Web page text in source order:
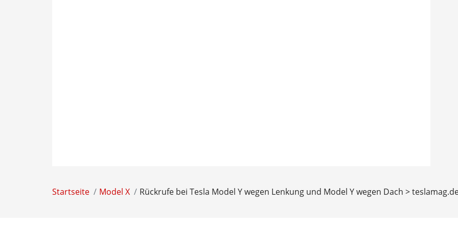
Startseite Model X Rückrufe bei Tesla Model Y wegen Lenkung und Model Y wegen Dach >